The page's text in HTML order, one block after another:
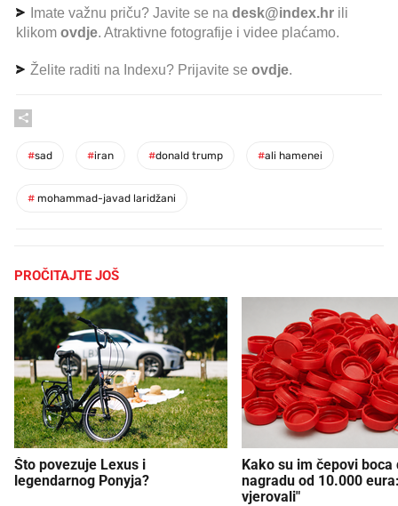
Imate važnu priču? Javite se na desk@index.hr ili
klikom ovdje. Atraktivne fotografije i videe plaćamo.
Želite raditi na Indexu? Prijavite se ovdje.
#sad #iran #donald trump #ali hamenei
# mohammad-javad laridžani
PROČITAJTE JOŠ
Što povezuje Lexus i
legendarnog Ponyja?
Kako su im čepovi boca
nagradu od 10.000
vjerovali"